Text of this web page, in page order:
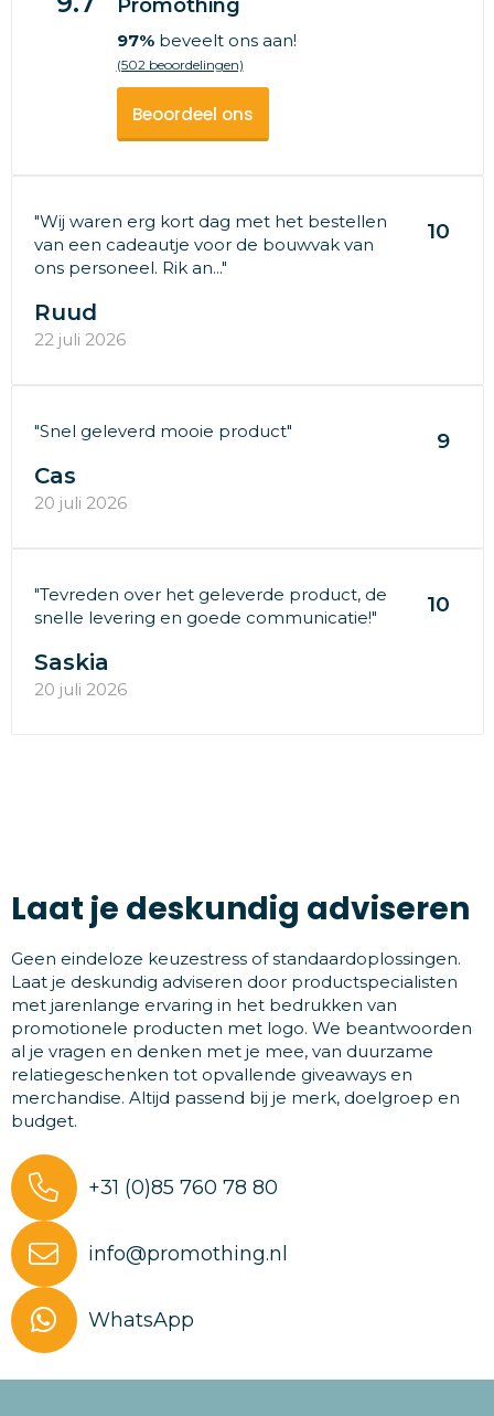
Promothing
97%beveelt ons aan!
(502 beoordelingen)
Beoordeel ons
"Wij waren erg kort dag met het bestellen
van een cadeautje voor de bouwvak van
ons personeel. Rik an..."
10
Ruud
22 juli 2026
"Snel geleverd mooie product" 9
Cas
20 juli 2026
"Tevreden over het geleverde product, de
snelle levering en goede communicatie!"
10
Saskia
20 juli 2026
Laat je deskundig adviseren
Geen eindeloze keuzestress of standaardoplossingen.
Laat je deskundig adviseren door productspecialisten
met jarenlange ervaring in het bedrukken van
promotionele producten met logo. We beantwoorden
al je vragen en denken met je mee, van duurzame
relatiegeschenken tot opvallende giveaways en
merchandise. Altijd passend bij je merk, doelgroep en
budget.
+31 (0)85 760 78 80
info@promothing.nl
WhatsApp